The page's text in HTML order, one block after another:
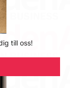
till oss!